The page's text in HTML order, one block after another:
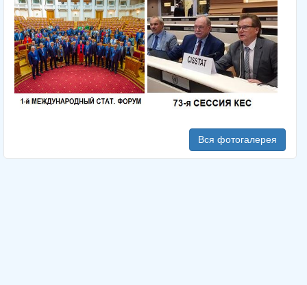
Вся фотогалерея